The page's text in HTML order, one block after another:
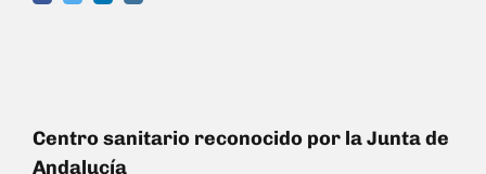
Centro sanitario reconocido por la Junta de
Andalucía